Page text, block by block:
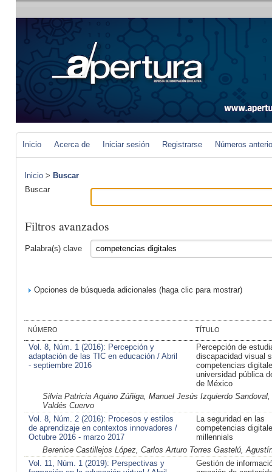
Inicio Acerca de Iniciar sesión Registrarse Números
Inicio > Buscar
Buscar
Filtros avanzados
Palabra(s) clave
Opciones de búsqueda adicionales (haga clic para mostrar)
NÚMERO TÍTULO
Vol. 8, Núm. 1 (2016): Percepción y
adaptación de las TIC en educación / Abril
- septiembre 2016
Percepción de
discapacidad visual
competencias
universidad pública
de México
Silvia Patricia Aquino Zúñiga, Manuel Jesús Izquierdo
Valdés Cuervo
Vol. 8, Núm. 2 (2016): Procesos y estilos
de aprendizaje en contextos innovadores /
Octubre 2016 - marzo 2017
La seguridad en las
competencias
millennials
Berenice Castillejos López, Carlos Arturo Torres Gastelú,
Vol. 11, Núm. 1 (2019): Perspectivas y
Gestión de